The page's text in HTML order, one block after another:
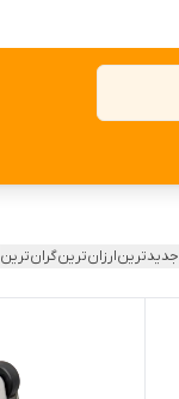
جدیدترینارزان‌ترینگران‌ترین